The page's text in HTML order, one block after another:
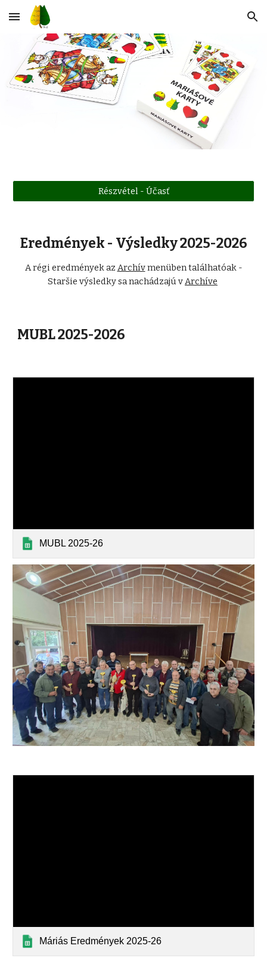
Skip to main content Skip to navigation
Részvétel - Účasť
Eredmények - Výsledky 2025-2026
A régi eredmények az Archívmenüben találhatóak -
Staršie výsledky sa nachádzajú vArchíve
MUBL 2025-2026
MUBL 2025-26
Máriás Eredmények 2025-26